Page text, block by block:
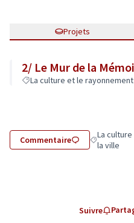
Projets
2/ Le Mur de la
La culture et le
Commentaire Filtrer les
La
la ville
Suivre